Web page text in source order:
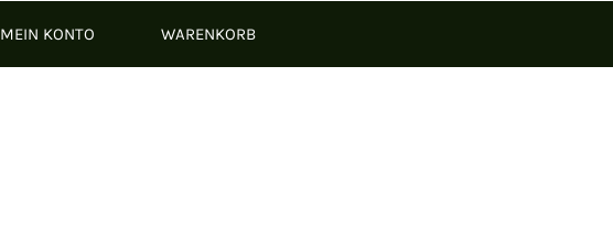
MEIN KONTO WARENKORB